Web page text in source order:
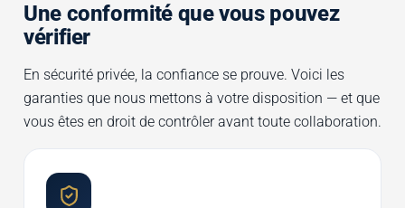
Une conformité que vous pouvez
vérifier
En sécurité privée, la confiance se prouve. Voici les
garanties que nous mettons à votre disposition — et que
vous êtes en droit de contrôler avant toute collaboration.